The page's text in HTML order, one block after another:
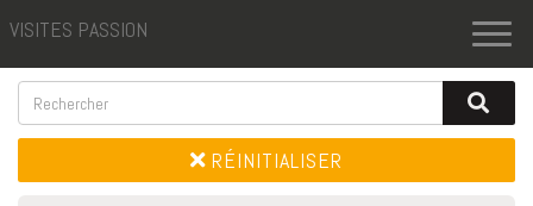
VISITES PASSION
RÉINITIALISER